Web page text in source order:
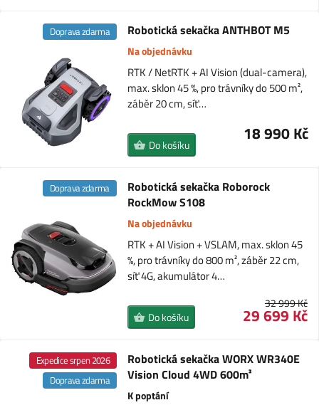
Robotická sekačka ANTHBOT M5
Doprava zdarma
Na objednávku
RTK / NetRTK + AI Vision (dual-camera),
max. sklon 45 %, pro trávníky do 500 m²,
záběr 20 cm, síť…
18 990 Kč
Do košíku
Robotická sekačka Roborock
RockMow S108
Doprava zdarma
Na objednávku
RTK + AI Vision + VSLAM, max. sklon 45
%, pro trávníky do 800 m², záběr 22 cm,
síť 4G, akumulátor 4…
32 999 Kč
29 699 Kč
Do košíku
Robotická sekačka WORX WR340E
Vision Cloud 4WD 600m²
Expedice srpen 2026
Doprava zdarma
K poptání